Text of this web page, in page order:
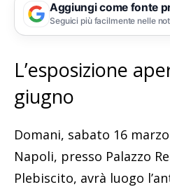
Aggiungi come fonte
Seguici più facilmente nelle
L’esposizione
giugno
Domani, sabato 16
Napoli, presso Palazzo
Plebiscito, avrà luogo